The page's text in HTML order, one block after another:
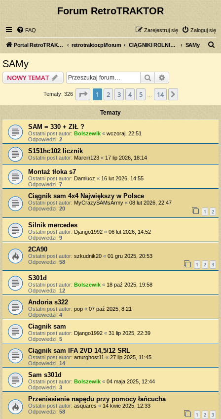
Forum RetroTRAKTOR
FAQ Zaloguj się
Zarejestruj się
Portal RetroTRAKTOR.pl retrotraktor.pl/forum CIĄGNIKI ROLNICZE SAMy
SAMy
NOWY TEMAT Szukaj
Tematy: 326 Strona1 z14
1 2 3 4 5 14
Tematy
SAM = 330 + ZIŁ ?
Ostatni post autor: Bolszewik « wczoraj, 22:51
Odpowiedzi: 2
S151hc102 licznik
Ostatni post autor: Marcin123 « 17 lip 2026, 18:14
Montaż tłoka s7
Ostatni post autor: Damlucz « 16 lut 2026, 14:55
Odpowiedzi: 7
Ciągnik sam 4x4 Największy w Polsce
Ostatni post autor: MyCrazySAMsArmy « 08 lut 2026, 22:47
Odpowiedzi: 20 1 2
Silnik mercedes
Ostatni post autor: Django1992 « 06 lut 2026, 14:52
Odpowiedzi: 9
2CA90
Ostatni post autor: szkudnik20 « 01 gru 2025, 20:53
Odpowiedzi: 58 1 2 3
S301d
Ostatni post autor: Bolszewik « 18 paź 2025, 19:58
Odpowiedzi: 12
Andoria s322
Ostatni post autor: pop « 07 paź 2025, 8:21
Odpowiedzi: 4
Ciagnik sam
Ostatni post autor: Django1992 « 31 lip 2025, 22:39
Odpowiedzi: 5
Ciągnik sam IFA 2VD 14,5/12 SRL
Ostatni post autor: arturghost11 « 27 lip 2025, 11:45
Odpowiedzi: 14
Sam s301d
Ostatni post autor: Bolszewik « 04 maja 2025, 12:44
Odpowiedzi: 3
Przeniesienie napędu przy pomocy łańcucha
Ostatni post autor: asquares « 14 kwie 2025, 12:33
Odpowiedzi: 58 1 2 3